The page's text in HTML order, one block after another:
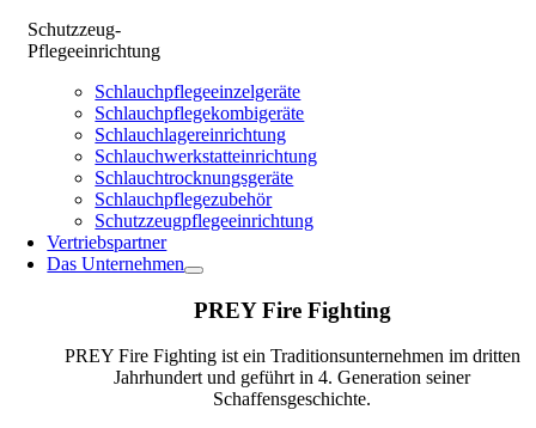
Schutzzeug-
Pflegeeinrichtung
Schlauchpflegeeinzelgeräte
Schlauchpflegekombigeräte
Schlauchlagereinrichtung
Schlauchwerkstatteinrichtung
Schlauchtrocknungsgeräte
Schlauchpflegezubehör
Schutzzeugpflegeeinrichtung
Vertriebspartner
Das Unternehmen
PREY Fire Fighting
PREY Fire Fighting ist ein Traditionsunternehmen im dritten
Jahrhundert und geführt in 4. Generation seiner
Schaffensgeschichte.